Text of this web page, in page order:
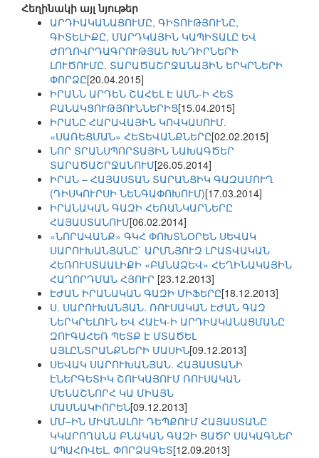
Հեղինակի այլ նյութեր
ԱՐԴԻԱԿԱՆԱՑՈՒՄԸ, ԳԻՏՈՒԹՅՈՒՆԸ,
ԳԻՏԵԼԻՔԸ, ՄԱՐԴԿԱՅԻՆ ԿԱՊԻՏԱԼԸ ԵՎ
ԺՈՂՈՎՐԴԱԳՐՈՒԹՅԱՆ ԽՆԴԻՐՆԵՐԻ
ԼՈՒԾՈՒՄԸ. ՏԱՐԱԾԱՇՐՋԱՆԱՅԻՆ ԵՐԿՐՆԵՐԻ
ՓՈՐՁԸ[20.04.2015]
ԻՐԱՆՆ ԱՐԴԵՆ ՇԱՀԵԼ Է ԱՄՆ-Ի ՀԵՏ
ԲԱՆԱԿՑՈՒԹՅՈՒՆՆԵՐԻՑ[15.04.2015]
ԻՐԱՆԸ ՀԱՐԱՎԱՅԻՆ ԿՈՎԿԱՍՈՒՄ.
«ՍԱՌԵՑՄԱՆ» ՀԵՏԵՎԱՆՔՆԵՐԸ[02.02.2015]
ՆՈՐ ՏՐԱՆՍՊՈՐՏԱՅԻՆ ՆԱԽԱԳԾԵՐ
ՏԱՐԱԾԱՇՐՋԱՆՈՒՄ[26.05.2014]
ԻՐԱՆ – ՀԱՅԱՍՏԱՆ ՏԱՐԱՆՑԻԿ ԳԱԶԱՄՈՒՂ
(ԴԻՍԿՈՒՐՍԻ ՆԵՆԳԱՓՈԽՈՒՄ)[17.03.2014]
ԻՐԱՆԱԿԱՆ ԳԱԶԻ ՀԵՌԱՆԿԱՐՆԵՐԸ
ՀԱՅԱՍՏԱՆՈՒՄ[06.02.2014]
«ՆՈՐԱՎԱՆՔ» ԳԿՀ ՓՈԽՏՆՕՐԵՆ ՍԵՎԱԿ
ՍԱՐՈՒԽԱՆՅԱՆԸ` ԱՐՄՆՅՈՒԶ ԼՐԱՏՎԱԿԱՆ
ՀԵՌՈՒՍՏԱԱԼԻՔԻ «ԲԱՆԱՁԵՎ» ՀԵՂԻՆԱԿԱՅԻՆ
ՀԱՂՈՐԴՄԱՆ ՀՅՈՒՐ [23.12.2013]
ԷԺԱՆ ԻՐԱՆԱԿԱՆ ԳԱԶԻ ՄԻՖԵՐԸ[18.12.2013]
Ս. ՍԱՐՈՒԽԱՆՅԱՆ. ՌՈՒՍԱԿԱՆ ԷԺԱՆ ԳԱԶ
ՆԵՐԿՐԵԼՈՒՆ ԵՎ ՀԱԷԿ-Ի ԱՐԴԻԱԿԱՆԱՑՄԱՆԸ
ԶՈՒԳԱՀԵՌ ՊԵՏՔ Է ՄՏԱԾԵԼ
ԱՅԼԸՆՏՐԱՆՔՆԵՐԻ ՄԱՍԻՆ[09.12.2013]
ՍԵՎԱԿ ՍԱՐՈՒԽԱՆՅԱՆ. ՀԱՅԱՍՏԱՆԻ
ԷՆԵՐԳԵՏԻԿ ՇՈՒԿԱՅՈՒՄ ՌՈՒՍԱԿԱՆ
ՄԵՆԱՇՆՈՐՀ ԿԱ ՄԻԱՅՆ
ՄԱՍՆԱԿԻՈՐԵՆ[09.12.2013]
ՄՄ–ԻՆ ՄԻԱՆԱԼՈՒ ԴԵՊՔՈՒՄ ՀԱՅԱՍՏԱՆԸ
ԿԿԱՐՈՂԱՆԱ ԲՆԱԿԱՆ ԳԱԶԻ ՑԱԾՐ ՍԱԿԱԳՆԵՐ
ԱՊԱՀՈՎԵԼ. ՓՈՐՁԱԳԵՏ[12.09.2013]